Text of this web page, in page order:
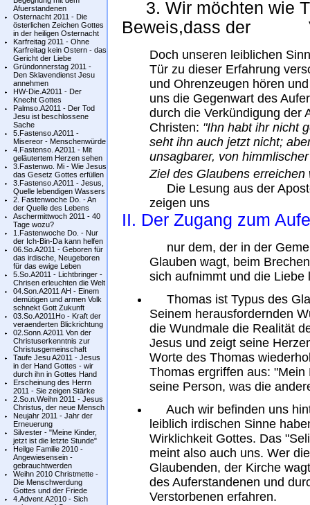
Afuerstandenen
Osternacht 2011 - Die
österlichen Zeichen Gottes
in der heiligen Osternacht
Karfreitag 2011 - Ohne
Karfreitag kein Ostern - das
Gericht der Liebe
Gründonnerstag 2011 -
Den Sklavendienst Jesu
annehmen
HW-Die.A2011 - Der
Knecht Gottes
Palmso.A2011 - Der Tod
Jesu ist beschlossene
Sache
5.Fastenso.A2011 -
Misereor - Menschenwürde
4.Fastenso. A2011 - Mit
geläutertem Herzen sehen
3.Fastenwo. Mi - Wie Jesus
das Gesetz Gottes erfüllen
3.Fastenso.A2011 - Jesus,
Quelle lebendigen Wassers
2. Fastenwoche Do. - An
der Quelle des Lebens
Aschermittwoch 2011 - 40
Tage wozu?
1.Fastenwoche Do. - Nur
der Ich-Bin-Da kann helfen
06.So.A2011 - Geboren für
das irdische, Neugeboren
für das ewige Leben
5.So.A2011 - Lichtbringer -
Chrisen erleuchten die Welt
04.Son.A2011 AH - Einem
demütigen und armen Volk
schnekt Gott Zukunft
03.So.A2011Ho - Kraft der
veraenderten Blickrichtung
02.Sonn.A2011 Von der
Christuserkenntnis zur
Christusgemeinschaft
Taufe Jesu A2011 - Jesus
in der Hand Gottes - wir
durch ihn in Gottes Hand
Erscheinung des Herrn
2011 - Sie zeigen Stärke
2.So.n.Weihn 2011 - Jesus
Christus, der neue Mensch
Neujahr 2011 - Jahr der
Erneuerung
Silvester - "Meine Kinder,
jetzt ist die letzte Stunde"
Heilge Familie 2010 -
Angewiesensein -
gebrauchtwerden
Weihn 2010 Christmette -
Die Menschwerdung
Gottes und der Friede
4.Advent.A2010 - Sich
3. Wir möchten wie
Beweis,dass der
Doch unseren leiblichen
Tür zu dieser Erfahrung
und Ohrenzeugen hören
uns die Gegenwart des
durch die Verkündigung der
Christen: "Ihn habt ihr nicht
seht ihn auch jetzt nicht;
unsagbarer, von
Ziel des Glaubens erreichen
Die Lesung aus der
zeigen uns
II. Der Zugang zum
nur dem, der in der
Glauben wagt, beim
sich aufnimmt und die Liebe
Thomas ist Typus des
Seinem herausfordernden
die Wundmale die Realität
Jesus und zeigt seine
Worte des Thomas
Thomas ergriffen aus:
seine Person, was die
Auch wir befinden uns
leiblich irdischen Sinne
Wirklichkeit Gottes. Das
meint also auch uns. Wer
Glaubenden, der Kirche
des Auferstandenen und
Verstorbenen erfahren.